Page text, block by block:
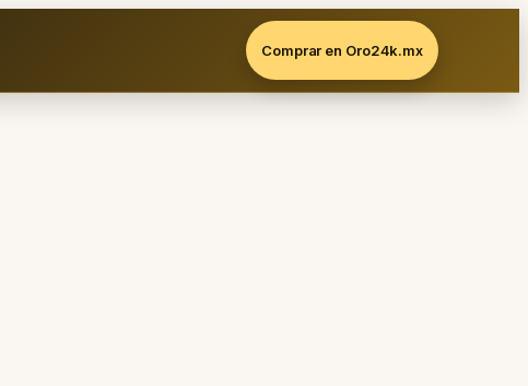
Comprar en Oro24k.mx